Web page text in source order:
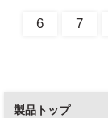
6 7
製品トップ